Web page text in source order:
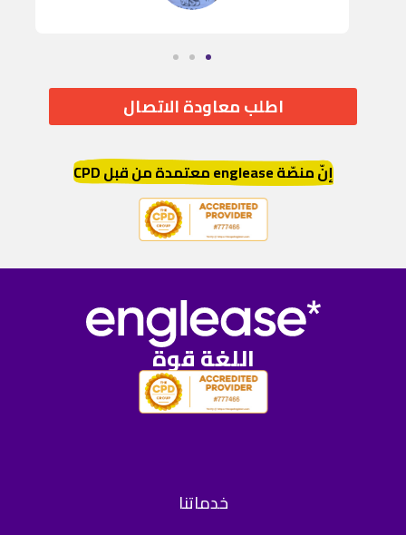
اطلب معاودة الاتصال
إنّ منصّة englease معتمدة من قبل CPD
خدماتنا
اللغة قوة